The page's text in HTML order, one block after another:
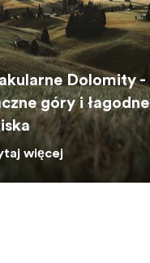
Dolomity -
góry i łagodne
więcej